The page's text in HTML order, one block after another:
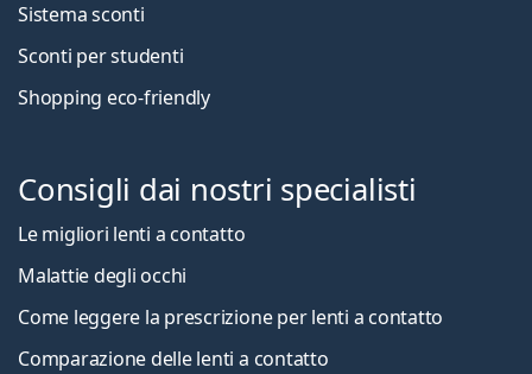
Sistema sconti
Sconti per studenti
Shopping eco-friendly
Consigli dai nostri specialisti
Le migliori lenti a contatto
Malattie degli occhi
Come leggere la prescrizione per lenti a contatto
Comparazione delle lenti a contatto